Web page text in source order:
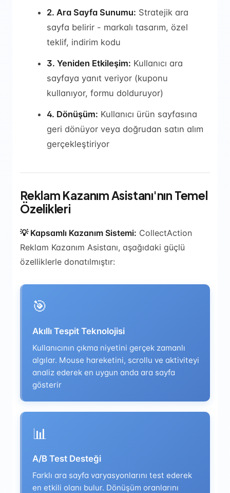
2. Ara Sayfa Sunumu: Stratejik ara
sayfa belirir - markalı tasarım, özel
teklif, indirim kodu
3. Yeniden Etkileşim: Kullanıcı ara
sayfaya yanıt veriyor (kuponu
kullanıyor, formu dolduruyor)
4. Dönüşüm: Kullanıcı ürün sayfasına
geri dönüyor veya doğrudan satın alım
gerçekleştiriyor
Reklam Kazanım Asistanı'nın Temel
Özelikleri
💡 Kapsamlı Kazanım Sistemi: CollectAction
Reklam Kazanım Asistanı, aşağıdaki güçlü
özelliklerle donatılmıştır:
🎯
Akıllı Tespit Teknolojisi
Kullanıcının çıkma niyetini gerçek zamanlı
algılar. Mouse hareketini, scrollu ve aktiviteyi
analiz ederek en uygun anda ara sayfa
gösterir
📊
A/B Test Desteği
Farklı ara sayfa varyasyonlarını test ederek
en etkili olanı bulur. Dönüşüm oranlarını